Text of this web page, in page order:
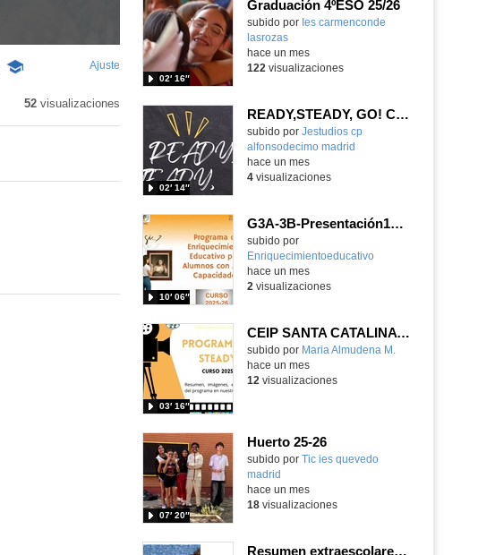
-
educativo
Ajuste
pantalla
52visualizaciones
Graduación 4ºESO 25/26
Contenido educativo.
subido por Ies carmenconde
lasrozas
02′ 16″
-
hace un mes
122 visualizaciones
READY,STEADY, GO! CEIP ALFONSO X EL SABIO
Contenido educativo.
subido por Jestudios cp
alfonsodecimo madrid
02′ 14″
hace un mes
4visualizaciones
G3A-3B-Presentación1Resumen Proyecto anual 25-26
Contenido educativo.
subido por
Enriquecimientoeducativo
10′ 06″
-
hace un mes
2 visualizaciones
CEIP SANTA CATALINA PROGRAMA READY, STEADY, GO! 2025-26
Contenido educativo.
subido por Maria Almudena M.
03′ 16″
hace un mes
12 visualizaciones
Huerto 25-26
subido por Tic ies quevedo
madrid
07′ 20″
hace un mes
18visualizaciones
Resumen extraescolares IES Clara Campoamor 25-26